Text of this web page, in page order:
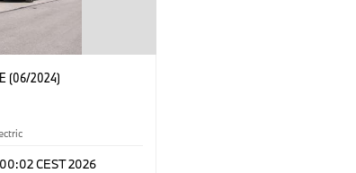
(06/2024)
CEST 2026